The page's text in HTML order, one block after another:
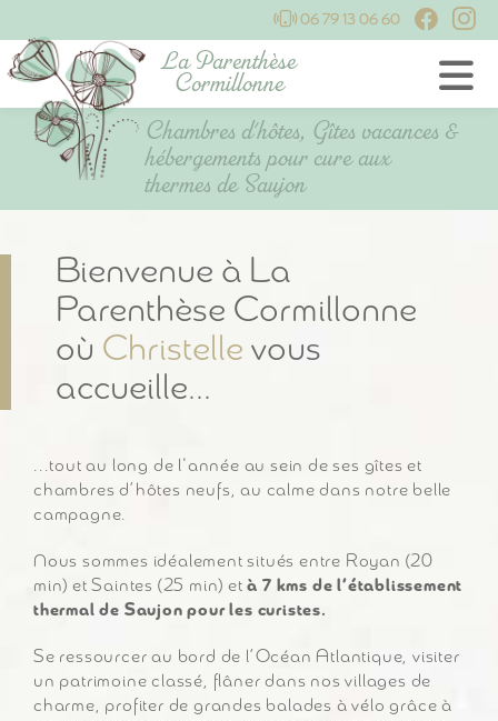
06 79 13 06 60
La Parenthèse
Cormillonne
Chambres d'hôtes, Gîtes vacances &
hébergements pour cure aux
thermes de Saujon
Bienvenue à La
Parenthèse Cormillonne
où Christelle vous
accueille...
...tout au long de l'année au sein de ses gîtes et
chambres d’hôtes neufs, au calme dans notre belle
campagne.
Nous sommes idéalement situés entre Royan (20
min) et Saintes (25 min) età 7 kms de l’établissement
thermal de Saujon pour les curistes.
Se ressourcer au bord de l’Océan Atlantique, visiter
un patrimoine classé, flâner dans nos villages de
charme, profiter de grandes balades à vélo grâce à